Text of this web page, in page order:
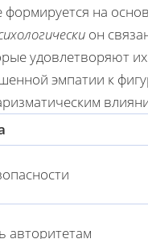
на
он
удовлетворяют
эмпатии к
авторитетам